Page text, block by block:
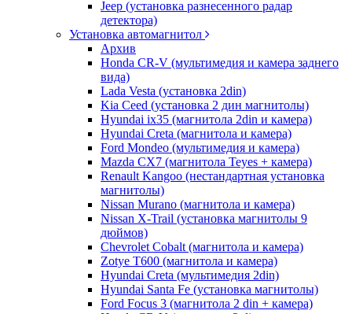
Jeep (установка разнесенного радар
детектора)
Установка автомагнитол
Архив
Honda CR-V (мультимедия и камера заднего
вида)
Lada Vesta (установка 2din)
Kia Ceed (установка 2 дин магнитолы)
Hyundai ix35 (магнитола 2din и камера)
Hyundai Creta (магнитола и камера)
Ford Mondeo (мультимедия и камера)
Mazda CX7 (магнитола Teyes + камера)
Renault Kangoo (нестандартная установка
магнитолы)
Nissan Murano (магнитола и камера)
Nissan X-Trail (установка магнитолы 9
дюймов)
Chevrolet Cobalt (магнитола и камера)
Zotye T600 (магнитола и камера)
Hyundai Creta (мультимедия 2din)
Hyundai Santa Fe (установка магнитолы)
Ford Focus 3 (магнитола 2 din + камера)